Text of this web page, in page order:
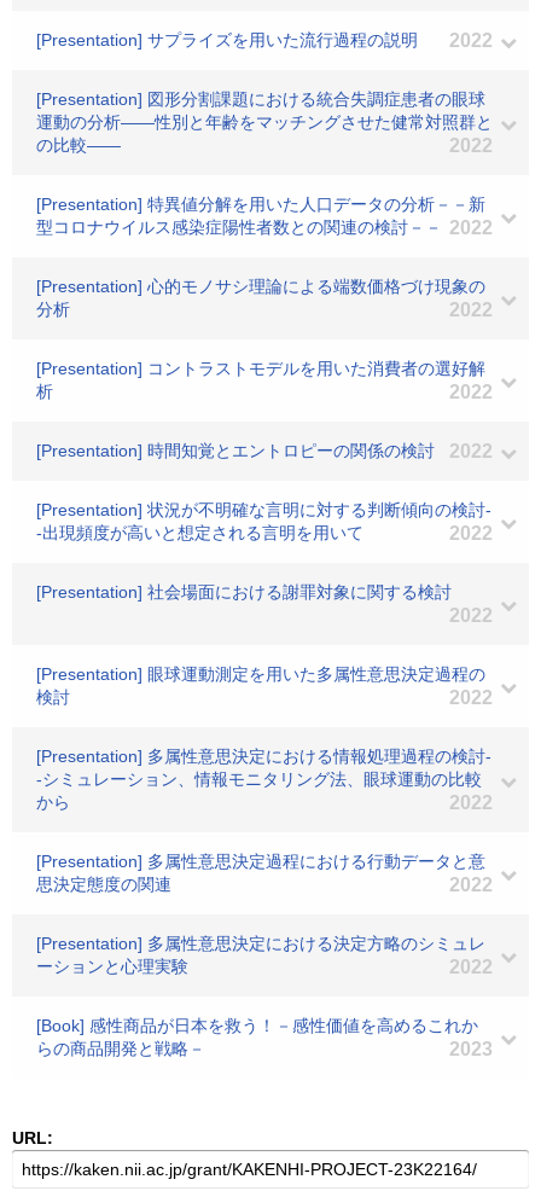
[Presentation] サプライズを用いた流行過程の説明 2022
[Presentation] 図形分割課題における統合失調症患者の眼球
運動の分析――性別と年齢をマッチングさせた健常対照群と
の比較――
2022
[Presentation] 特異値分解を用いた人口データの分析－－新
型コロナウイルス感染症陽性者数との関連の検討－－
2022
[Presentation] 心的モノサシ理論による端数価格づけ現象の
分析
2022
[Presentation] コントラストモデルを用いた消費者の選好解
析
2022
[Presentation] 時間知覚とエントロピーの関係の検討 2022
[Presentation] 状況が不明確な言明に対する判断傾向の検討-
-出現頻度が高いと想定される言明を用いて
2022
[Presentation] 社会場面における謝罪対象に関する検討
2022
[Presentation] 眼球運動測定を用いた多属性意思決定過程の
検討
2022
[Presentation] 多属性意思決定における情報処理過程の検討-
-シミュレーション、情報モニタリング法、眼球運動の比較
から
2022
[Presentation] 多属性意思決定過程における行動データと意
思決定態度の関連
2022
[Presentation] 多属性意思決定における決定方略のシミュレ
ーションと心理実験
2022
[Book] 感性商品が日本を救う！－感性価値を高めるこれか
らの商品開発と戦略－
2023
URL: